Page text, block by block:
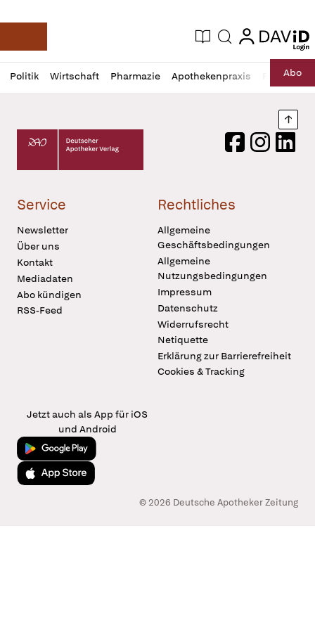
Deutsche Apotheker Zeitung
Aktuelle Ausgabe
Suche login
login
Politik Wirtschaft Pharmazie Apothekenpraxis RechtAbo
Profil
öffnen
Daz
Pur
Deutscher Apotheker Verlag Logo
FacebookInstagram
Service
Newsletter
Über uns
Kontakt
Mediadaten
Abo kündigen
RSS-Feed
Rechtliches
Allgemeine
Geschäftsbedingungen
Allgemeine
Nutzungsbedingungen
Impressum
Datenschutz
Widerrufsrecht
Netiquette
Erklärung zur Barrierefreiheit
Cookies & Tracking
Jetzt auch als App für iOS
und Android
Jetzt bei Google Play
Laden im App Store
© 2026 Deutsche Apotheker Zeitung